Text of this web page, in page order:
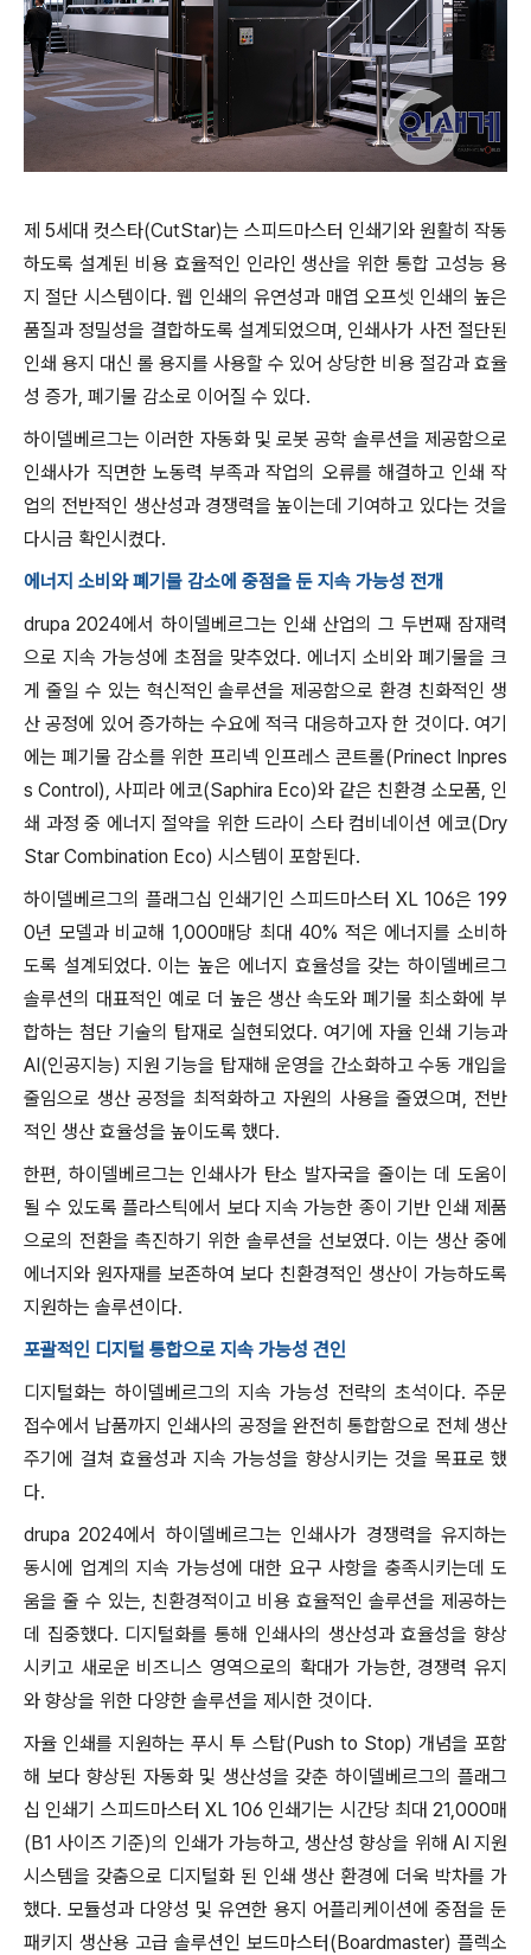
제 5세대 컷스타(CutStar)는 스피드마스터 인쇄기와 원활히 작동
하도록 설계된 비용 효율적인 인라인 생산을 위한 통합 고성능 용
지 절단 시스템이다. 웹 인쇄의 유연성과 매엽 오프셋 인쇄의 높은
품질과 정밀성을 결합하도록 설계되었으며, 인쇄사가 사전 절단된
인쇄 용지 대신 롤 용지를 사용할 수 있어 상당한 비용 절감과 효율
성 증가, 폐기물 감소로 이어질 수 있다.
하이델베르그는 이러한 자동화 및 로봇 공학 솔루션을 제공함으로
인쇄사가 직면한 노동력 부족과 작업의 오류를 해결하고 인쇄 작
업의 전반적인 생산성과 경쟁력을 높이는데 기여하고 있다는 것을
다시금 확인시켰다.
에너지 소비와 폐기물 감소에 중점을 둔 지속 가능성 전개
drupa 2024에서 하이델베르그는 인쇄 산업의 그 두번째 잠재력
으로 지속 가능성에 초점을 맞추었다. 에너지 소비와 폐기물을 크
게 줄일 수 있는 혁신적인 솔루션을 제공함으로 환경 친화적인 생
산 공정에 있어 증가하는 수요에 적극 대응하고자 한 것이다. 여기
에는 폐기물 감소를 위한 프리넥 인프레스 콘트롤(Prinect Inpres
s Control), 사피라 에코(Saphira Eco)와 같은 친환경 소모품, 인
쇄 과정 중 에너지 절약을 위한 드라이 스타 컴비네이션 에코(Dry
Star Combination Eco) 시스템이 포함된다.​
하이델베르그의 플래그십 인쇄기인 스피드마스터 XL 106은 199
0년 모델과 비교해 1,000매당 최대 40% 적은 에너지를 소비하
도록 설계되었다. 이는 높은 에너지 효율성을 갖는 하이델베르그
솔루션의 대표적인 예로 더 높은 생산 속도와 폐기물 최소화에 부
합하는 첨단 기술의 탑재로 실현되었다. 여기에 자율 인쇄 기능과
AI(인공지능) 지원 기능을 탑재해 운영을 간소화하고 수동 개입을
줄임으로 생산 공정을 최적화하고 자원의 사용을 줄였으며, 전반
적인 생산 효율성을 높이도록 했다.
한편, 하이델베르그는 인쇄사가 탄소 발자국을 줄이는 데 도움이
될 수 있도록 플라스틱에서 보다 지속 가능한 종이 기반 인쇄 제품
으로의 전환을 촉진하기 위한 솔루션을 선보였다. 이는 생산 중에
에너지와 원자재를 보존하여 보다 친환경적인 생산이 가능하도록
지원하는 솔루션이다.
포괄적인 디지털 통합으로 지속 가능성 견인
디지털화는 하이델베르그의 지속 가능성 전략의 초석이다. 주문
접수에서 납품까지 인쇄사의 공정을 완전히 통합함으로 전체 생산
주기에 걸쳐 효율성과 지속 가능성을 향상시키는 것을 목표로 했
다.
drupa 2024에서 하이델베르그는 인쇄사가 경쟁력을 유지하는
동시에 업계의 지속 가능성에 대한 요구 사항을 충족시키는데 도
움을 줄 수 있는, 친환경적이고 비용 효율적인 솔루션을 제공하는
데 집중했다. 디지털화를 통해 인쇄사의 생산성과 효율성을 향상
시키고 새로운 비즈니스 영역으로의 확대가 가능한, 경쟁력 유지
와 향상을 위한 다양한 솔루션을 제시한 것이다.
자율 인쇄를 지원하는 푸시 투 스탑(Push to Stop) 개념을 포함
해 보다 향상된 자동화 및 생산성을 갖춘 하이델베르그의 플래그
십 인쇄기 스피드마스터 XL 106 인쇄기는 시간당 최대 21,000매
(B1 사이즈 기준)의 인쇄가 가능하고, 생산성 향상을 위해 AI 지원
시스템을 갖춤으로 디지털화 된 인쇄 생산 환경에 더욱 박차를 가
했다. 모듈성과 다양성 및 유연한 용지 어플리케이션에 중점을 둔
패키지 생산용 고급 솔루션인 보드마스터(Boardmaster) 플렉소